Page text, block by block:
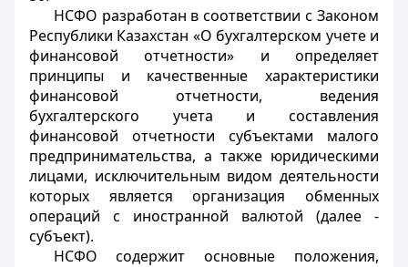
НСФО разработан в соответствии с Законом
Республики Казахстан «О бухгалтерском учете и
финансовой отчетности» и определяет
принципы и качественные характеристики
финансовой отчетности, ведения
бухгалтерского учета и составления
финансовой отчетности субъектами малого
предпринимательства, а также юридическими
лицами, исключительным видом деятельности
которых является организация обменных
операций с иностранной валютой (далее -
субъект).
НСФО содержит основные положения,